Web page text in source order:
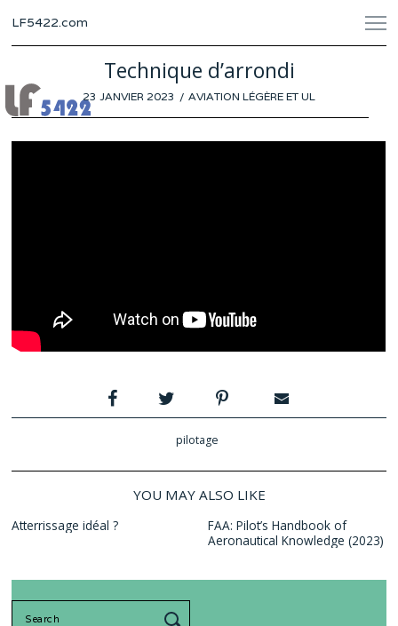
LF5422.com
Technique d’arrondi
POSTED
ON
23 JANVIER 2023 25AVIATION LÉGÈRE ET UL
pilotage
YOU MAY ALSO LIKE
Atterrissage idéal ?
FAA: Pilot’s Handbook of
Aeronautical Knowledge (2023)